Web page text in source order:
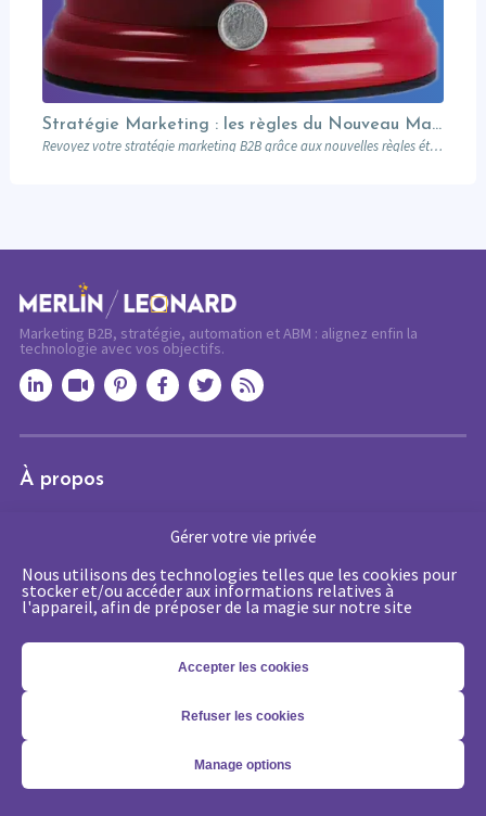
Gérer votre vie privée
Nous utilisons des technologies telles que les cookies pour
stocker et/ou accéder aux informations relatives à
l'appareil, afin de préposer de la magie sur notre site
Accepter les cookies
Refuser les cookies
Manage options
Stratégie Marketing : les règles du Nouveau Manuel B2B selon Jon Miller
Revoyez votre stratégie marketing B2B grâce aux nouvelles règles établies par Jon Miller. Apprenez des erreurs du passé pour réussir dans un marché en constante évolution.
Marketing B2B, stratégie, automation et ABM : alignez enfin la
technologie avec vos objectifs.
À propos
•Académie
•Ressources
Vos Enjeux
•Marketing digital : convaincre sa direction
Générer des prospects qualifiés et des rendez-vous
•Passez d’une logique de leads à une approche compte